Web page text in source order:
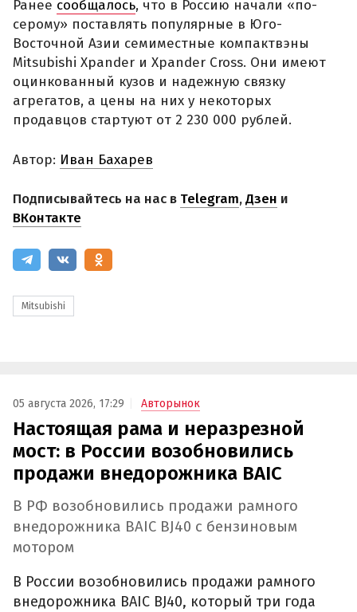
Ранее сообщалось, что в Россию начали «по-
серому» поставлять популярные в Юго-
Восточной Азии семиместные компактвэны
Mitsubishi Xpander и Xpander Cross. Они имеют
оцинкованный кузов и надежную связку
агрегатов, а цены на них у некоторых
продавцов стартуют от 2 230 000 рублей.
Автор: Иван Бахарев
Подписывайтесь на нас в Telegram,Дзен и
ВКонтакте
Mitsubishi
05 августа 2026, 17:29 Авторынок
Настоящая рама и неразрезной
мост: в России возобновились
продажи внедорожника BAIC
В РФ возобновились продажи рамного
внедорожника BAIC BJ40 с бензиновым
мотором
В России возобновились продажи рамного
внедорожника BAIC BJ40, который три года